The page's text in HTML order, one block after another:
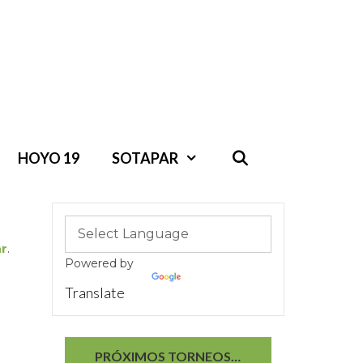
HOYO 19 SOTAPAR
.
Powered by
Translate
PRÓXIMOS TORNEOS…